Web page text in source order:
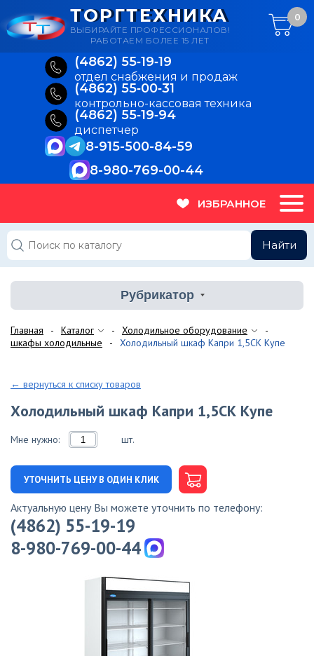
(4862) 55‑19‑19
отдел снабжения и продаж
(4862) 55‑00‑31
контрольно-кассовая техника
(4862) 55‑19‑94
диспетчер
8-915-500-84-59
8-980-769-00-44
ТОРГТЕХНИКА
ВЫБИРАЙТЕ ПРОФЕССИОНАЛОВ!
РАБОТАЕМ БОЛЕЕ 15 ЛЕТ
0
ИЗБРАННОЕ
Найти
Рубрикатор
Главная Каталог
Холодильное оборудование
шкафы холодильные
Холодильный шкаф Капри 1,5СК Купе
← вернуться к списку товаров
Холодильный шкаф Капри 1,5СК Купе
Мне нужно: шт.
УТОЧНИТЬ ЦЕНУ В ОДИН КЛИК
Актуальную цену Вы можете уточнить по телефону:
(4862) 55-19-19
8-980-769-00-44